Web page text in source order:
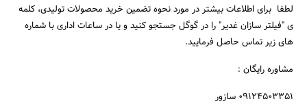
لطفا برای اطلاعات بیشتر در مورد نحوه تضمین خرید محصولات تولیدی، کلمه
ی "فیلتر سازان غدیر" را در گوگل جستجو کنید و یا در ساعات اداری با شماره
های زیر تماس حاصل فرمایید.
مشاوره رایگان :
09124503351 سازور